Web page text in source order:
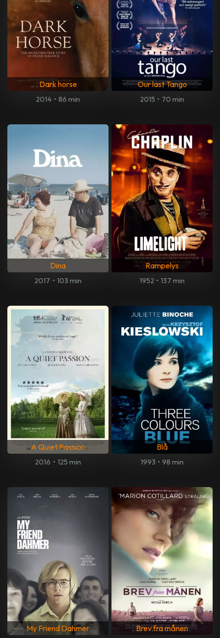
Dark horse
2014 • 86 min
Our last Tango
2015 • 70 min
Dina
2017 • 103 min
Rampelys
1952 • 137 min
A Quiet Passion
2016 • 125 min
Blå
1993 • 98 min
My Friend Dahmer Brev fra månen